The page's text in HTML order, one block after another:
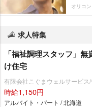
オリコ
求人特集
「福祉調理スタッフ」
け住宅
有限会社こぐまウェルサービス
時給1,150円
アルバイト・パート / 北海道